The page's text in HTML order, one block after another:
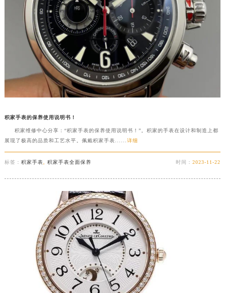
积家手表的保养使用说明书！
积家维修中心分享：“积家手表的保养使用说明书！”。积家的手表在设计和制造上都
展现了极高的品质和工艺水平。佩戴积家手表......详细
标签： 积家手表, 积家手表全面保养 时间：2023-11-22